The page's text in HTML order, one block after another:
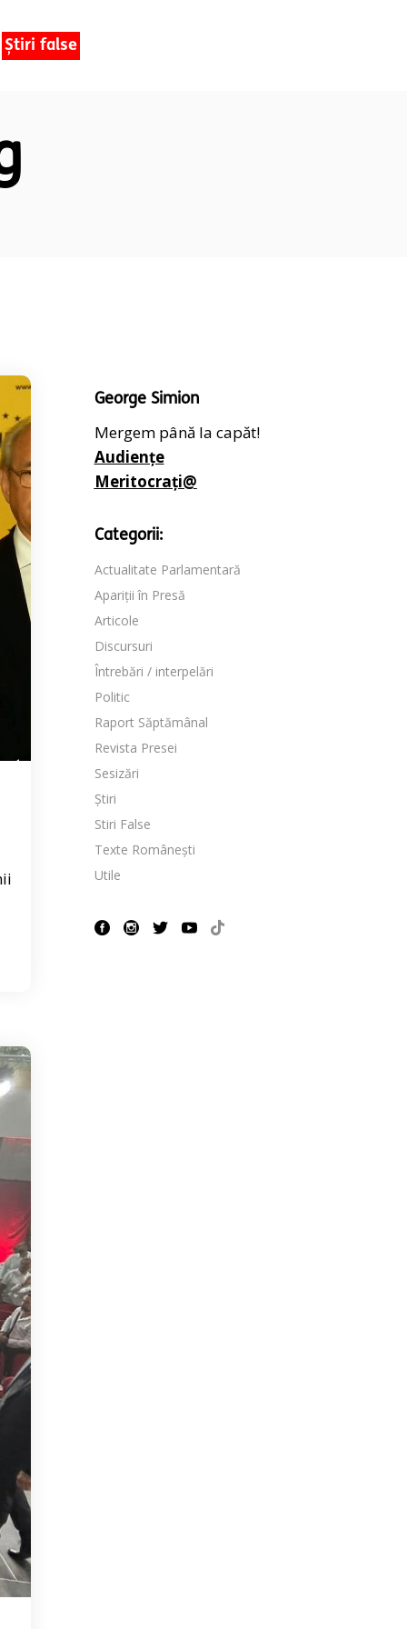
Știri false
George Simion
Mergem până la capăt!
Audiențe
Meritocrați@
Categorii:
Actualitate Parlamentară
Apariții în Presă
Articole
Discursuri
Întrebări / interpelări
Politic
Raport Săptămânal
Revista Presei
Sesizări
Știri
Stiri False
Texte Românești
Utile